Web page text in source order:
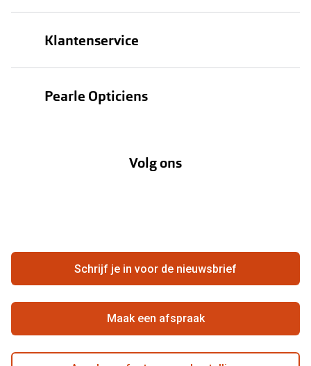
Klantenservice
Verzending
Hier de overeenkomst ontbinden
Zorgvergoeding
Pearle Opticiens
Ondernemen bij Pearle
Beste winkelketen
Actievoorwaarden
Volg ons
Schrijf je in voor de nieuwsbrief
Maak een afspraak